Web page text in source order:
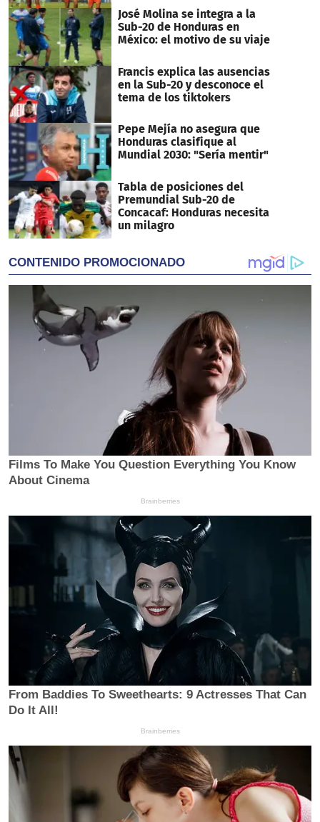
José Molina se integra a la
Sub-20 de Honduras en
México: el motivo de su viaje
Francis explica las ausencias
en la Sub-20 y desconoce el
tema de los tiktokers
Pepe Mejía no asegura que
Honduras clasifique al
Mundial 2030: "Sería mentir"
Tabla de posiciones del
Premundial Sub-20 de
Concacaf: Honduras necesita
un milagro